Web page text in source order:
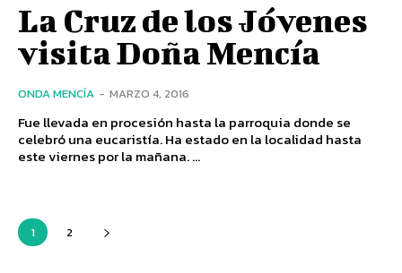
La Cruz de los Jóvenes
visita Doña Mencía
ONDA MENCÍA - MARZO 4, 2016
Fue llevada en procesión hasta la parroquia donde se
celebró una eucaristía. Ha estado en la localidad hasta
este viernes por la mañana. ...
1 2